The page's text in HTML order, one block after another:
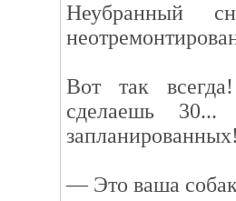
Неубранный
Вот так
сделаешь
— Это ваша